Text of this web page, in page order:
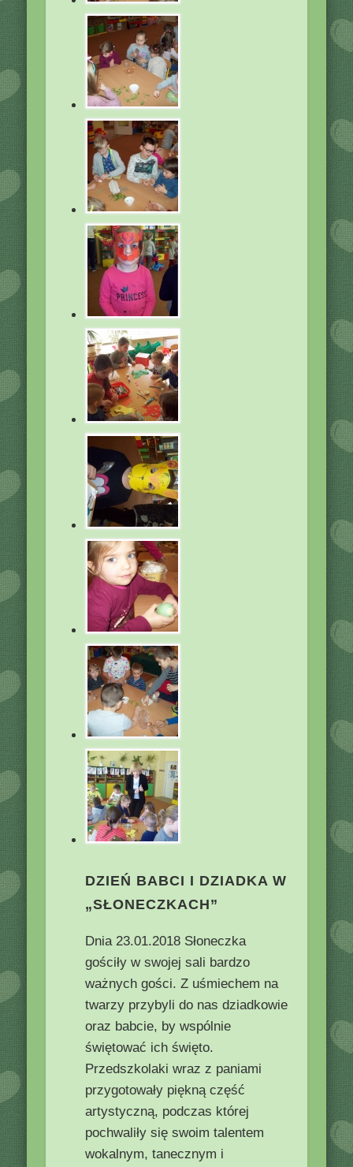
DZIEŃ BABCI I DZIADKA W
„SŁONECZKACH”
Dnia 23.01.2018 Słoneczka
gościły w swojej sali bardzo
ważnych gości. Z uśmiechem na
twarzy przybyli do nas dziadkowie
oraz babcie, by wspólnie
świętować ich święto.
Przedszkolaki wraz z paniami
przygotowały piękną część
artystyczną, podczas której
pochwaliły się swoim talentem
wokalnym, tanecznym i